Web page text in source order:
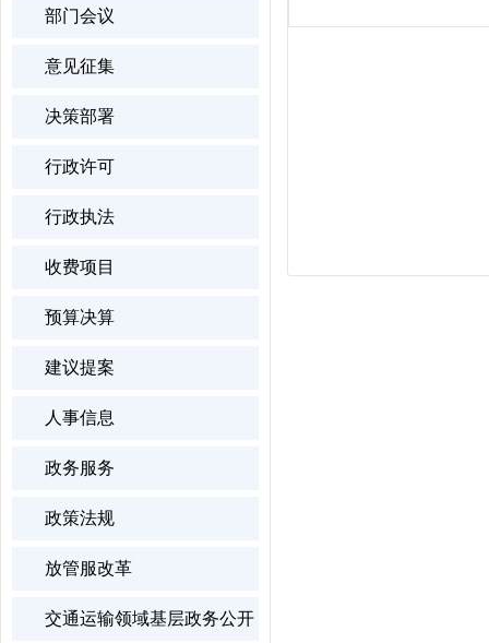
部门会议
意见征集
决策部署
行政许可
行政执法
收费项目
预算决算
建议提案
人事信息
政务服务
政策法规
放管服改革
交通运输领域基层政务公开